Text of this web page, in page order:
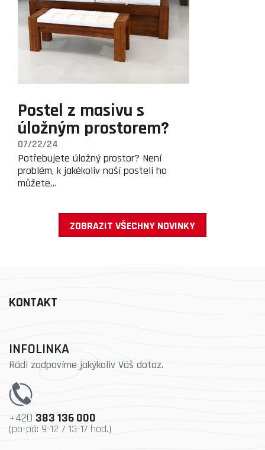
Postel z masivu s
úložným prostorem?
07/22/24
Potřebujete úložný prostor? Není
problém, k jakékoliv naší posteli ho
můžete…
ZOBRAZIT VŠECHNY NOVINKY
KONTAKT
INFOLINKA
Rádi zodpovíme jakýkoliv Váš dotaz.
+420 383 136 000
(po-pá: 9-12 / 13-17 hod.)